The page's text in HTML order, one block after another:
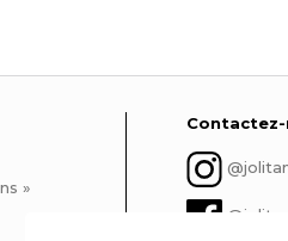
»
Contactez-